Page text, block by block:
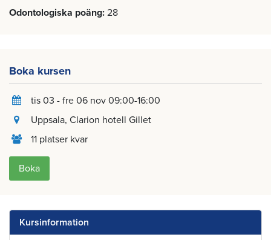
Odontologiska poäng 28
Boka kursen
tis 03 - fre 06 nov 09:00-16:00
Uppsala, Clarion hotell Gillet
11 platser kvar
Boka
Kursinformation